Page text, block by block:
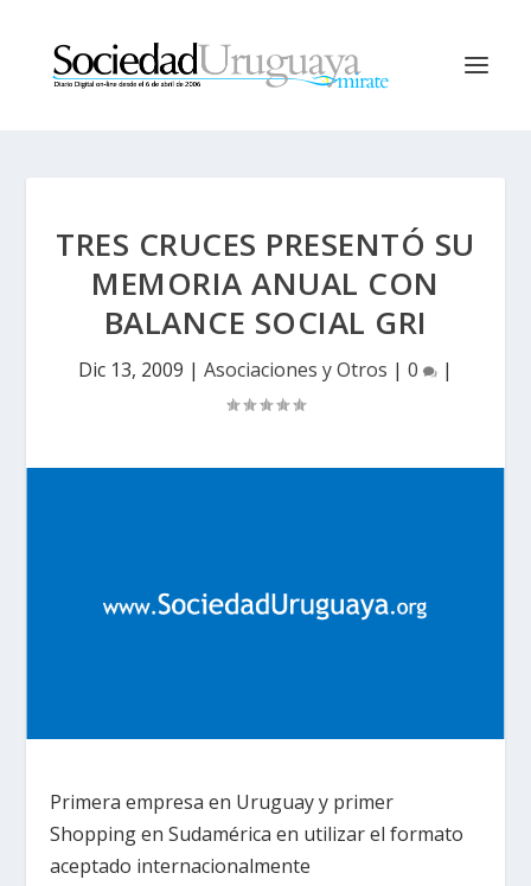
TRES CRUCES PRESENTÓ SU
MEMORIA ANUAL CON
BALANCE SOCIAL GRI
Dic 13, 2009 | Asociaciones y Otros | 0 |
Primera empresa en Uruguay y primer
Shopping en Sudamérica en utilizar el formato
aceptado internacionalmente